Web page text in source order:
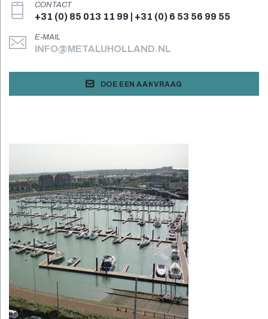
CONTACT
+31 (0) 85 013 11 99 | +31 (0) 6 53 56 99 55
E-MAIL
INFO@METALUHOLLAND.NL
DOE EEN AANVRAAG
steigers